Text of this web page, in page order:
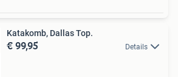
Katakomb, Dallas Top.
€ 99,95 Details